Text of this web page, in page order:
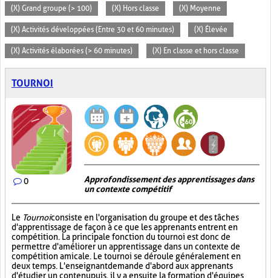
(X) Grand groupe (> 100) (X) Hors classe (X) Moyenne
(X) Activités développées (Entre 30 et 60 minutes) (X) Élevée
(X) Activités élaborées (> 60 minutes) (X) En classe et hors classe
TOURNOI
0
Approfondissement des apprentissages dans
un contexte compétitif
Le Tournoiconsiste en l'organisation du groupe et des tâches
d'apprentissage de façon à ce que les apprenants entrent en
compétition. La principale fonction du tournoi est donc de
permettre d'améliorer un apprentissage dans un contexte de
compétition amicale. Le tournoi se déroule généralement en
deux temps. L'enseignant demande d'abord aux apprenants
d'étudier un contenu puis, il y a ensuite la formation d'équipes